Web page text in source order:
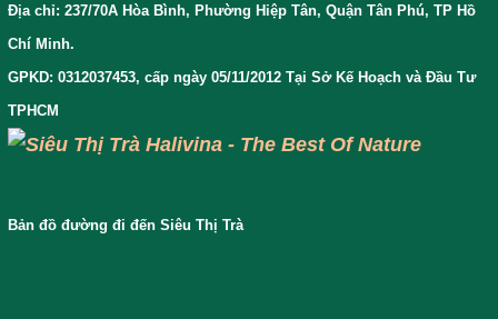
Địa chỉ: 237/70A Hòa Bình, Phường Hiệp Tân, Quận Tân Phú, TP Hồ
Chí Minh.
GPKD: 0312037453, cấp ngày 05/11/2012 Tại Sở Kế Hoạch và Đầu Tư
TPHCM
Bản đồ đường đi đến Siêu Thị Trà